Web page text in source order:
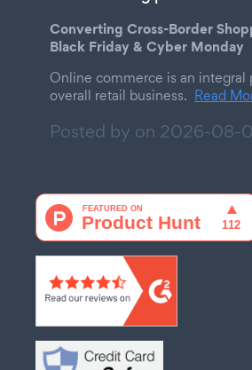
Converting Cross-Border
Black Friday & Cyber Monday
Online commerce is an integral
overall retail business. Read
Posted by on 2026-08-